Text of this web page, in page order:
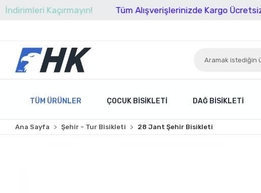
Kaçırmayın! Tüm Alışverişlerinizde Kargo Ücretsiz!
TÜM ÜRÜNLER ÇOCUK BISIKLETI DAĞ BISIKLETI
Ana Sayfa Şehir - Tur Bisikleti 28 Jant Şehir Bisikleti